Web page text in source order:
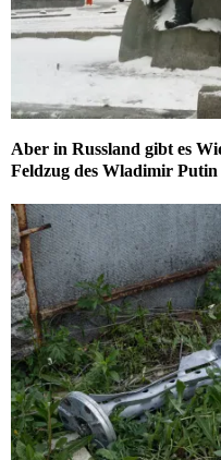
Aber in Russland gibt es
Feldzug des Wladimir Putin